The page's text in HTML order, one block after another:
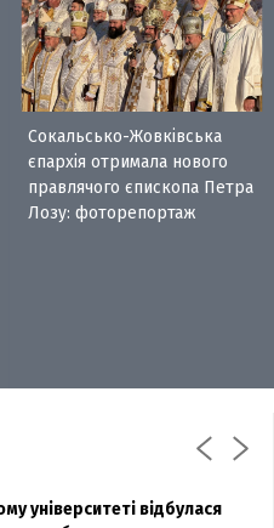
Сокальсько-Жовківська
єпархія отримала нового
правлячого єпископа Петра
Лозу: фоторепортаж
Діанов вдруге
університеті відбулася